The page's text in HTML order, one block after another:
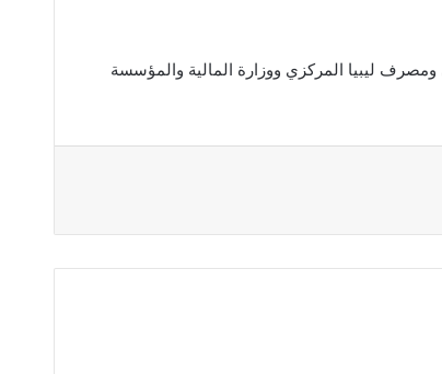
ليبيا المركزي ووزارة المالية والمؤسسة